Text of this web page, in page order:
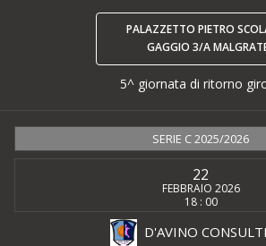
PALAZZETTO PIETRO
GAGGIO 3/A
5^ giornata di ritorno
SERIE C 2025/2026
22
FEBBRAIO 2026
18 : 00
D'AVINO